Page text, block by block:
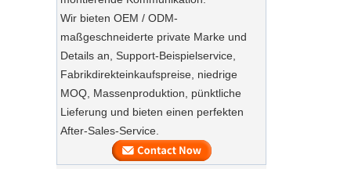
Luxus Custom natürlicher
Leinwandkleid
Nachhaltige Jute Totes dominieren 2025
Nachhaltige Holzanzugbügel
Bewahren Sie Ihre Anzüge mit Luxus -
Staubbeuteln auf
Wir bieten OEM / ODM-
maßgeschneiderte private Marke und
Details an, Support-Beispielservice,
Fabrikdirekteinkaufspreise, niedrige
MOQ, Massenproduktion, pünktliche
Lieferung und bieten einen perfekten
After-Sales-Service.